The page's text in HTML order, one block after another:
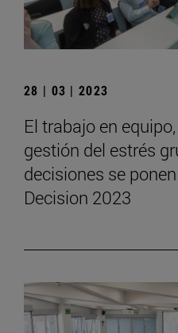
28 | 03 | 2023
El trabajo en
gestión del estrés
decisiones se
Decision 2023